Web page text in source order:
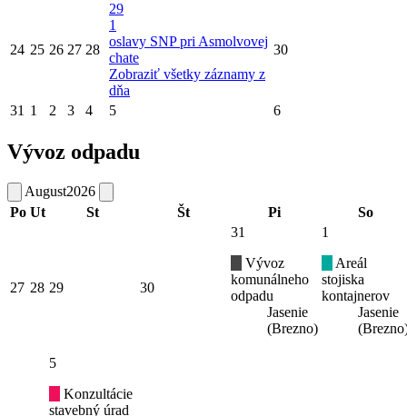
24 25 26 27 28
29
1
oslavy SNP pri Asmolvovej
chate
Zobraziť všetky záznamy z
dňa
30
31 1 2 3 4 5 6
Vývoz odpadu
August2026
Po Ut St Št Pi So
27 28 29 30
31
Vývoz
komunálneho
odpadu
Jasenie
(Brezno)
1
Areál
stojiska
kontajnerov
Jasenie
5
Konzultácie
stavebný úrad